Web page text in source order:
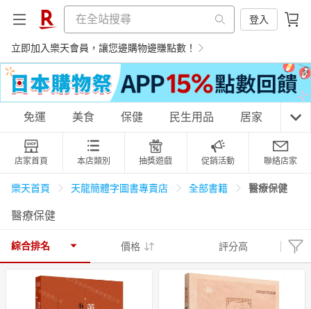
登入
立即加入樂天會員，讓您邊購物邊賺點數！
購物網分類
天天免運 美食蛋糕 養生保健 民生用品
居家生活 3C家電 親子玩具
女裝 男裝 化妝保養 情趣用品
免運 美食 保健 民生用品 居家 3C
店家首頁 本店類別 抽獎遊戲 促銷活動 聯絡店家
樂天首頁 天龍簡體字圖書專賣店 全部書籍 醫療保健
醫療保健
綜合排名 價格 評分高